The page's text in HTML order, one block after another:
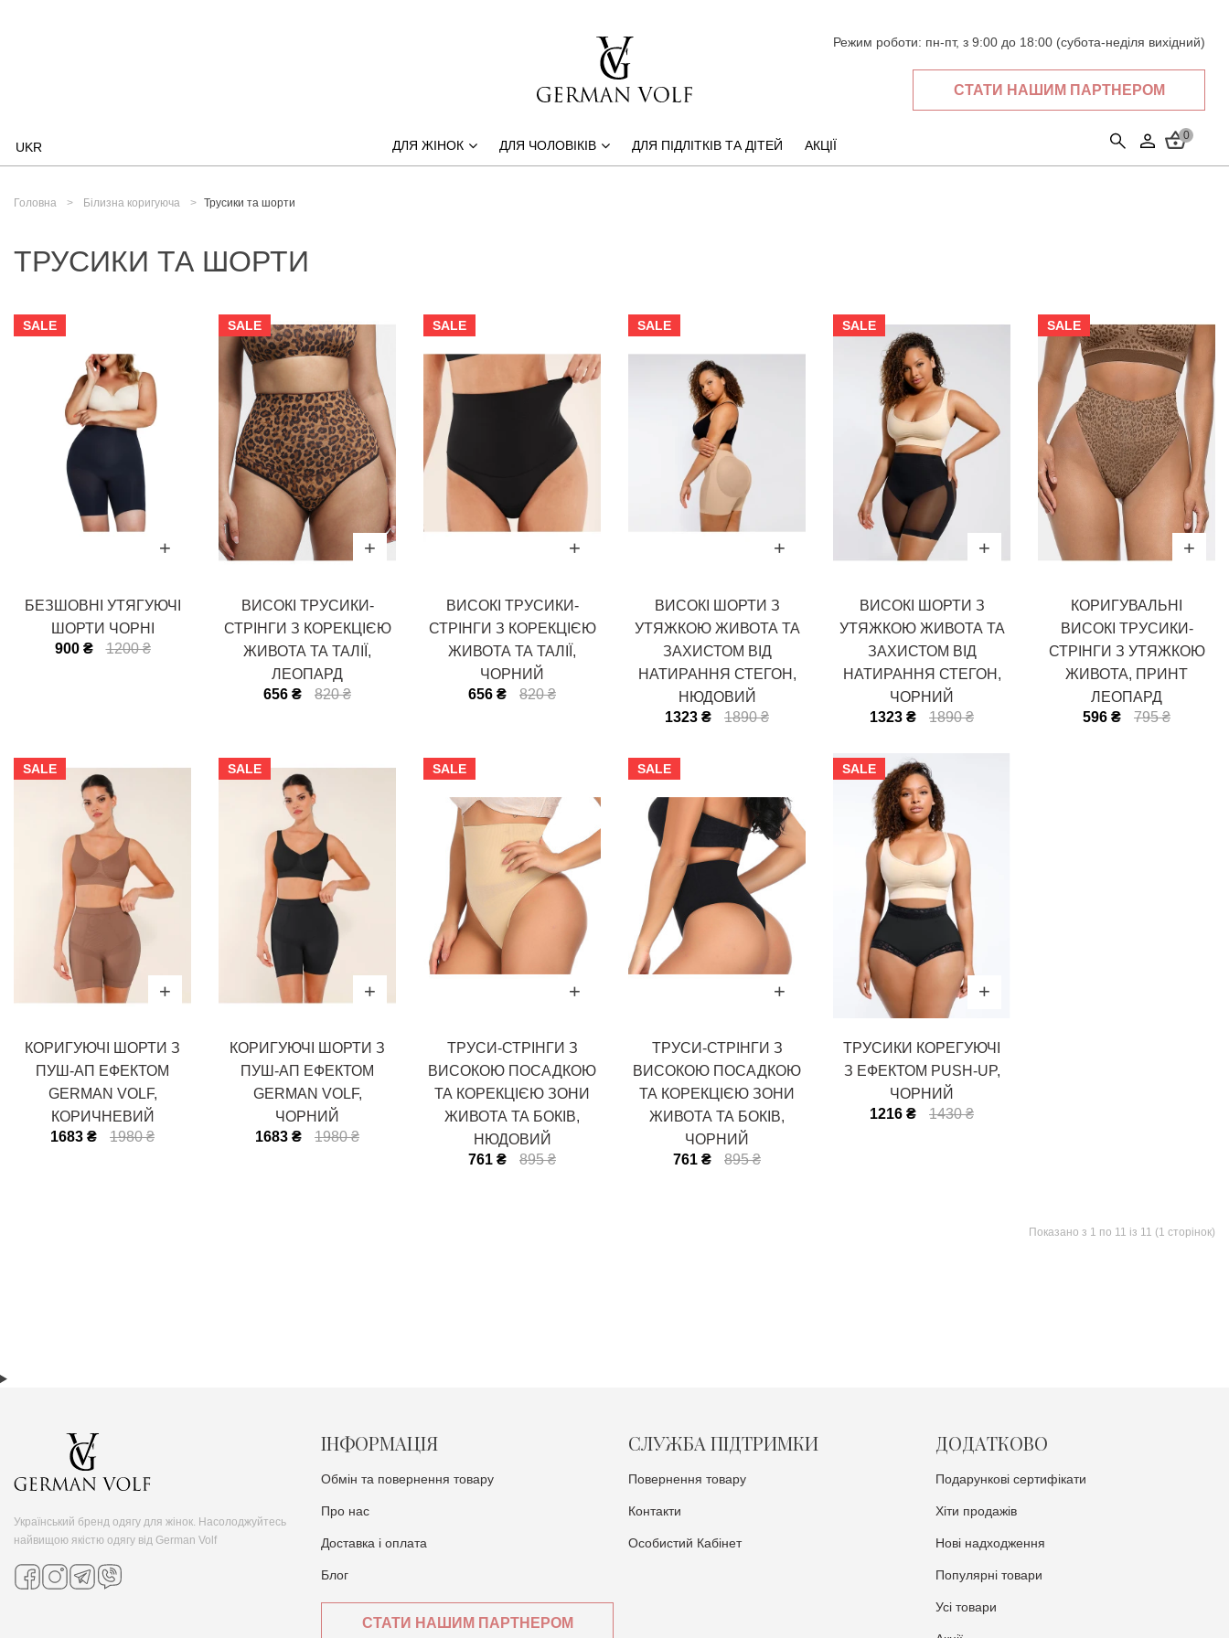
UKR
Режим роботи: пн-пт, з 9:00 до 18:00 (субота-неділя вихідний)
СТАТИ НАШИМ ПАРТНЕРОМ
0
ДЛЯ ЖІНОК ДЛЯ ЧОЛОВІКІВ ДЛЯ ПІДЛІТКІВ ТА ДІТЕЙ АКЦІЇ
Головна Білизна коригуюча Трусики та шорти
ТРУСИКИ ТА ШОРТИ
SALE
БЕЗШОВНІ УТЯГУЮЧІ
ШОРТИ ЧОРНІ
900 ₴
1200 ₴
SALE
ВИСОКІ ТРУСИКИ-
СТРІНГИ З КОРЕКЦІЄЮ
ЖИВОТА ТА ТАЛІЇ,
ЛЕОПАРД
656 ₴
820 ₴
SALE
ВИСОКІ ТРУСИКИ-
СТРІНГИ З КОРЕКЦІЄЮ
ЖИВОТА ТА ТАЛІЇ,
ЧОРНИЙ
656 ₴
820 ₴
SALE
ВИСОКІ ШОРТИ З
УТЯЖКОЮ ЖИВОТА ТА
ЗАХИСТОМ ВІД
НАТИРАННЯ СТЕГОН,
НЮДОВИЙ
1323 ₴
1890 ₴
SALE
ВИСОКІ ШОРТИ З
УТЯЖКОЮ ЖИВОТА ТА
ЗАХИСТОМ ВІД
НАТИРАННЯ СТЕГОН,
ЧОРНИЙ
1323 ₴
1890 ₴
SALE
КОРИГУВАЛЬНІ
ВИСОКІ ТРУСИКИ-
СТРІНГИ З УТЯЖКОЮ
ЖИВОТА, ПРИНТ
ЛЕОПАРД
596 ₴
795 ₴
SALE
КОРИГУЮЧІ ШОРТИ З
ПУШ-АП ЕФЕКТОМ
GERMAN VOLF,
КОРИЧНЕВИЙ
1683 ₴
1980 ₴
SALE
КОРИГУЮЧІ ШОРТИ З
ПУШ-АП ЕФЕКТОМ
GERMAN VOLF,
ЧОРНИЙ
1683 ₴
1980 ₴
SALE
ТРУСИ-СТРІНГИ З
ВИСОКОЮ ПОСАДКОЮ
ТА КОРЕКЦІЄЮ ЗОНИ
ЖИВОТА ТА БОКІВ,
НЮДОВИЙ
761 ₴
895 ₴
SALE
ТРУСИ-СТРІНГИ З
ВИСОКОЮ ПОСАДКОЮ
ТА КОРЕКЦІЄЮ ЗОНИ
ЖИВОТА ТА БОКІВ,
ЧОРНИЙ
761 ₴
895 ₴
SALE
ТРУСИКИ КОРЕГУЮЧІ
З ЕФЕКТОМ PUSH-UP,
ЧОРНИЙ
1216 ₴
1430 ₴
Показано з 1 по 11 із 11 (1 сторінок)
Український бренд одягу для жінок. Насолоджуйтесь
найвищою якістю одягу від German Volf
ІНФОРМАЦІЯ
Обмін та повернення товару
Про нас
Доставка i оплата
Блог
СТАТИ НАШИМ ПАРТНЕРОМ
СЛУЖБА ПІДТРИМКИ
Повернення товару
Контакти
Особистий Кабінет
ДОДАТКОВО
Подарункові сертифікати
Хіти продажів
Нові надходження
Популярні товари
Усі товари